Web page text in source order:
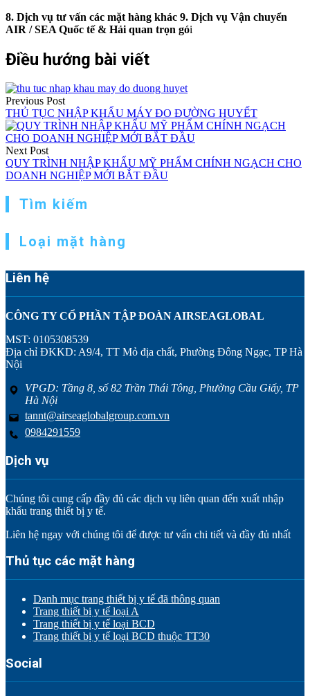
8. Dịch vụ tư vấn các mặt hàng khác 9. Dịch vụ Vận chuyển
AIR / SEA Quốc tế & Hải quan trọn gói
Điều hướng bài viết
Previous Post
THỦ TỤC NHẬP KHẨU MÁY ĐO ĐƯỜNG HUYẾT
Next Post
QUY TRÌNH NHẬP KHẨU MỸ PHẨM CHÍNH NGẠCH CHO
DOANH NGHIỆP MỚI BẮT ĐẦU
Tìm kiếm
Loại mặt hàng
Liên hệ
CÔNG TY CỔ PHẦN TẬP ĐOÀN AIRSEAGLOBAL
MST: 0105308539
Địa chỉ ĐKKD: A9/4, TT Mỏ địa chất, Phường Đông Ngạc, TP Hà
Nội
VPGD: Tầng 8, số 82 Trần Thái Tông, Phường Cầu Giấy, TP
Hà Nội
tannt@airseaglobalgroup.com.vn
0984291559
Dịch vụ
Chúng tôi cung cấp đầy đủ các dịch vụ liên quan đến xuất nhập
khẩu trang thiết bị y tế.
Liên hệ ngay với chúng tôi để được tư vấn chi tiết và đầy đủ nhất
Thủ tục các mặt hàng
Danh mục trang thiết bị y tế đã thông quan
Trang thiết bị y tế loại A
Trang thiết bị y tế loại BCD
Trang thiết bị y tế loại BCD thuộc TT30
Social